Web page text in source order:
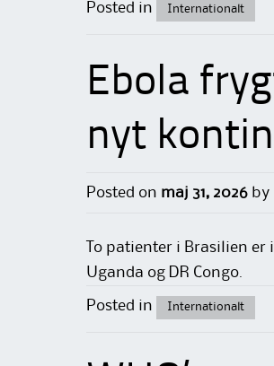
Posted in Internationalt
Ebola
nyt
Posted on maj 31, 2026 by
To patienter i Brasilien
Uganda og DR Congo.
Posted in Internationalt